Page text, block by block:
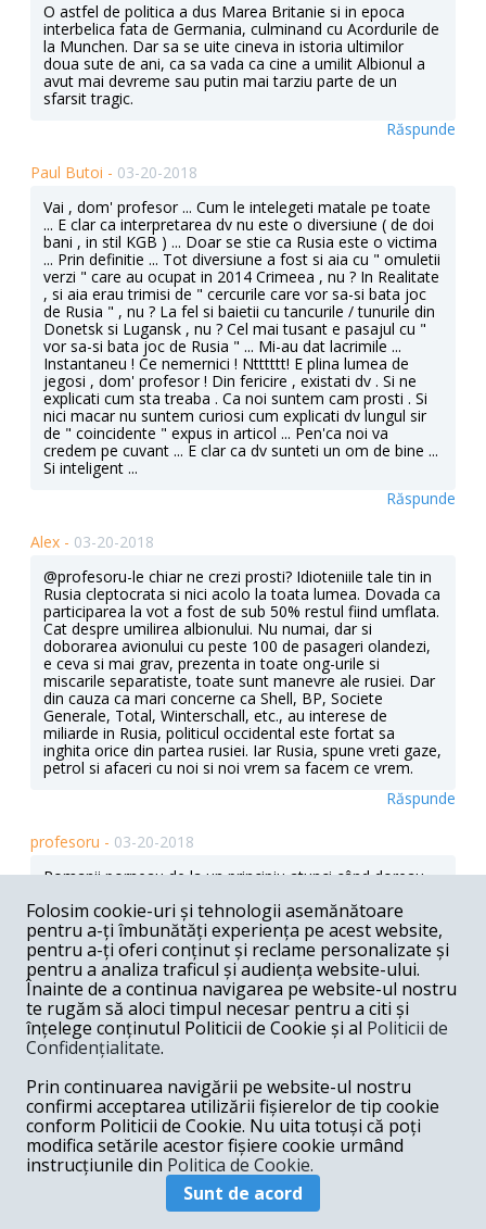
O astfel de politica a dus Marea Britanie si in epoca
interbelica fata de Germania, culminand cu Acordurile de
la Munchen. Dar sa se uite cineva in istoria ultimilor
doua sute de ani, ca sa vada ca cine a umilit Albionul a
avut mai devreme sau putin mai tarziu parte de un
sfarsit tragic.
Răspunde
Paul Butoi - 03-20-2018
Vai , dom' profesor ... Cum le intelegeti matale pe toate
... E clar ca interpretarea dv nu este o diversiune ( de doi
bani , in stil KGB ) ... Doar se stie ca Rusia este o victima
... Prin definitie ... Tot diversiune a fost si aia cu " omuletii
verzi " care au ocupat in 2014 Crimeea , nu ? In Realitate
, si aia erau trimisi de " cercurile care vor sa-si bata joc
de Rusia " , nu ? La fel si baietii cu tancurile / tunurile din
Donetsk si Lugansk , nu ? Cel mai tusant e pasajul cu "
vor sa-si bata joc de Rusia " ... Mi-au dat lacrimile ...
Instantaneu ! Ce nemernici ! Ntttttt! E plina lumea de
jegosi , dom' profesor ! Din fericire , existati dv . Si ne
explicati cum sta treaba . Ca noi suntem cam prosti . Si
nici macar nu suntem curiosi cum explicati dv lungul sir
de " coincidente " expus in articol ... Pen'ca noi va
credem pe cuvant ... E clar ca dv sunteti un om de bine ...
Si inteligent ...
Răspunde
Alex - 03-20-2018
@profesoru-le chiar ne crezi prosti? Idioteniile tale tin in
Rusia cleptocrata si nici acolo la toata lumea. Dovada ca
participarea la vot a fost de sub 50% restul fiind umflata.
Cat despre umilirea albionului. Nu numai, dar si
doborarea avionului cu peste 100 de pasageri olandezi,
e ceva si mai grav, prezenta in toate ong-urile si
miscarile separatiste, toate sunt manevre ale rusiei. Dar
din cauza ca mari concerne ca Shell, BP, Societe
Generale, Total, Winterschall, etc., au interese de
miliarde in Rusia, politicul occidental este fortat sa
inghita orice din partea rusiei. Iar Rusia, spune vreti gaze,
petrol si afaceri cu noi si noi vrem sa facem ce vrem.
Răspunde
profesoru - 03-20-2018
Romanii porneau de la un principiu atunci când doreau
de acţiunea respectivă? Şi răspunsul e uşor de găsit. Un
atentat împotriva lui Skripal nu aducea nici un beneficiu
Rusiei. Skripal e un spion expirat, care a făcut închisoare
în Rusia şi a fost dat la schimb acum... 8 ani, tocmai
pentru că nu mai reprezenta nici un pericol. În schimb, o
diversiune cu "spionul otrăvit" aduce beneficii acelor
cercuri care vor să-şi bată joc de Rusia, să-i boicoteze
proiectele majore (Campionatul Mondial de Fotbal,
gazoductul NordStream2 etc.), să eternizeze regimul
noul Război Rece. Să ne amintim că atât americanii, cât
şi britanicii, au falsificat "dovezi" care au "justificat"
invadarea Iraqului în 2003. O diversiune "spionul otrăvit"
e pentru ei floare la ureche. De-aia cererea lui Corbyn e
absolut rezonabilă.
Folosim cookie-uri și tehnologii asemănătoare
pentru a-ți îmbunătăți experiența pe acest website,
pentru a-ți oferi conținut și reclame personalizate și
pentru a analiza traficul și audiența website-ului.
Înainte de a continua navigarea pe website-ul nostru
te rugăm să aloci timpul necesar pentru a citi și
înțelege conținutul Politicii de Cookie și al Politicii de
Confidențialitate.
Prin continuarea navigării pe website-ul nostru
confirmi acceptarea utilizării fișierelor de tip cookie
conform Politicii de Cookie. Nu uita totuși că poți
modifica setările acestor fișiere cookie urmând
instrucțiunile din Politica de Cookie.
Sunt de acord